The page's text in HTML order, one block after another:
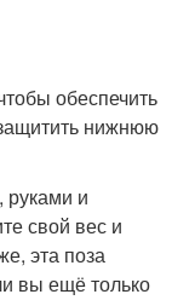
обеспечить
нижнюю
руками и
свой вес и
эта поза
вы ещё только